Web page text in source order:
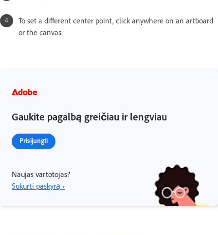
To set a different center point, click anywhere on an artboard
or the canvas.
Gaukite pagalbą greičiau ir lengviau
Prisijungti
Naujas vartotojas?
Sukurti paskyrą ›